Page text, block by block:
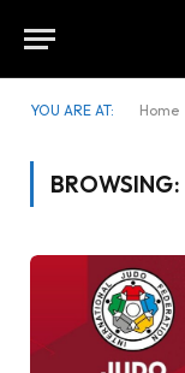
YOU ARE AT: Home
BROWSING: